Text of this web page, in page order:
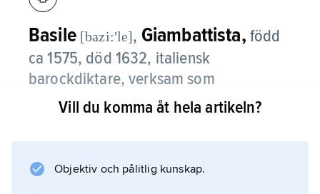
Basile [bazi:ʹle], Giambattista, född
ca 1575, död 1632, italiensk
barockdiktare, verksam som
ämbetsman i Neapel.
Lo cunto de li cunti
Vill du komma åt hela artikeln?
Objektiv och pålitlig kunskap.